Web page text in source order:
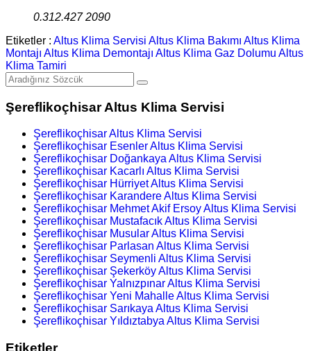
0.312.427 2090
Etiketler : Altus Klima Servisi Altus Klima Bakımı Altus Klima
Montajı Altus Klima Demontajı Altus Klima Gaz Dolumu Altus
Klima Tamiri
Şereflikoçhisar Altus Klima Servisi
Şereflikoçhisar Altus Klima Servisi
Şereflikoçhisar Esenler Altus Klima Servisi
Şereflikoçhisar Doğankaya Altus Klima Servisi
Şereflikoçhisar Kacarlı Altus Klima Servisi
Şereflikoçhisar Hürriyet Altus Klima Servisi
Şereflikoçhisar Karandere Altus Klima Servisi
Şereflikoçhisar Mehmet Akif Ersoy Altus Klima Servisi
Şereflikoçhisar Mustafacık Altus Klima Servisi
Şereflikoçhisar Musular Altus Klima Servisi
Şereflikoçhisar Parlasan Altus Klima Servisi
Şereflikoçhisar Seymenli Altus Klima Servisi
Şereflikoçhisar Şekerköy Altus Klima Servisi
Şereflikoçhisar Yalnızpınar Altus Klima Servisi
Şereflikoçhisar Yeni Mahalle Altus Klima Servisi
Şereflikoçhisar Sarıkaya Altus Klima Servisi
Şereflikoçhisar Yıldıztabya Altus Klima Servisi
Etiketler